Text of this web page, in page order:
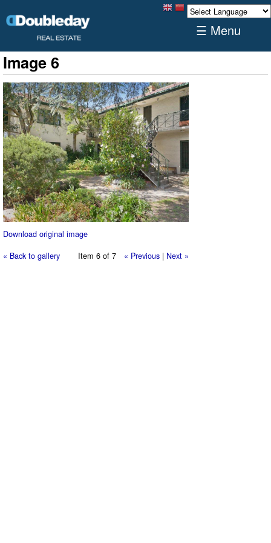
☰ Menu
Image 6
Download original image
« Back to gallery
Item 6 of 7 « Previous| Next »